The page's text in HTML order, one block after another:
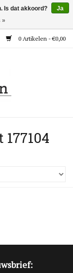
0 Artikelen - €0,00
Is dat akkoord?
Ja
»